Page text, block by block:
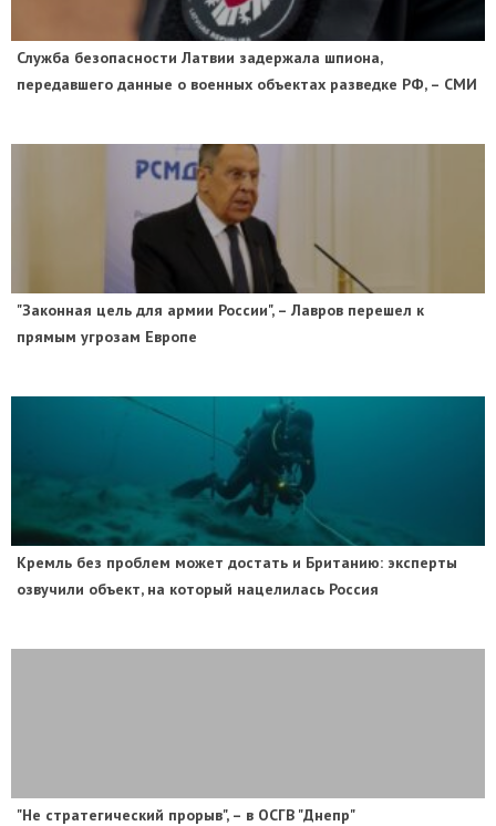
Служба безопасности Латвии задержала шпиона,
передавшего данные о военных объектах разведке РФ, – СМИ
"Законная цель для армии России", – Лавров перешел к
прямым угрозам Европе
​Кремль без проблем может достать и Британию: эксперты
озвучили объект, на который нацелилась Россия
"Не стратегический прорыв", – в ОСГВ "Днепр"